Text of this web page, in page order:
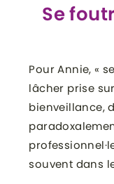
Se
Pour Annie, «
lâcher prise
bienveillance,
souvent dans